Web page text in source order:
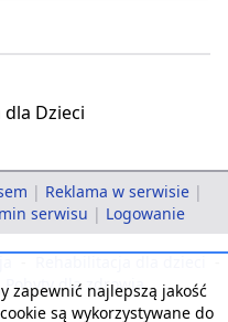
| Reklama w serwisie |
serwisu | Logowanie
Pobyty dla zdrowia
zapewnić najlepszą jakość
są wykorzystywane do